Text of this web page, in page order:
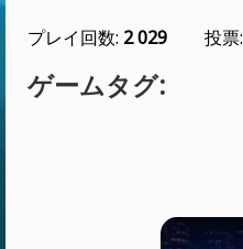
プレイ回数: 2 029 投票:
ゲームタグ: